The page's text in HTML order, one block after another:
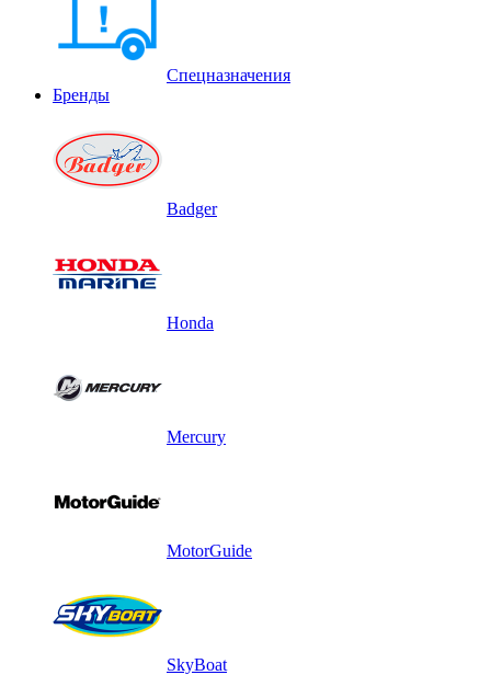
Спецназначения
Бренды
Badger
Honda
Mercury
MotorGuide
SkyBoat